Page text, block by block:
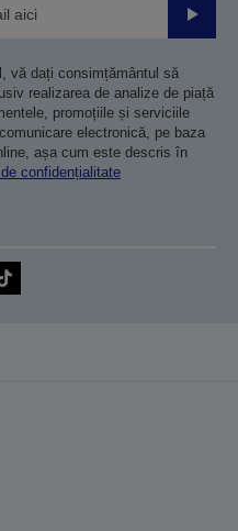
vă dați consimțământul să
realizarea de analize de piață
promoțiile și serviciile
electronică, pe baza
așa cum este descris în
confidențialitate